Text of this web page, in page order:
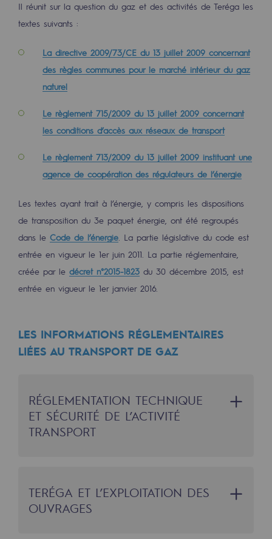
Décarbonation : une priorité
Gestion de l'énergie
Préservation de la biodiversité
Gestion des impacts
Responsabilité sociale et territoriale
Responsabilité sociale et
Energiz Mouv
Energiz Mouv
Le programme social et territorial de
Territorial
Territorial
Social
Social
Inclusion
Mixité et égalité Femme-Homme
Sécurité
Sécurité
Il réunit sur la question du gaz et des activités de Teréga les
textes suivants :
La directive 2009/73/CE du 13 juillet 2009 concernant
des règles communes pour le marché intérieur du gaz
naturel
Le règlement 715/2009 du 13 juillet 2009 concernant
les conditions d’accès aux réseaux de transport
Le règlement 713/2009 du 13 juillet 2009 instituant une
agence de coopération des régulateurs de l’énergie
Les textes ayant trait à l’énergie, y compris les dispositions
de transposition du 3e paquet énergie, ont été regroupés
dans le Code de l’énergie . La partie législative du code est
entrée en vigueur le 1er juin 2011. La partie réglementaire,
créée par le décret n°2015-1823 du 30 décembre 2015, est
entrée en vigueur le 1er janvier 2016.
LES INFORMATIONS RÉGLEMENTAIRES
LIÉES AU TRANSPORT DE GAZ
RÉGLEMENTATION TECHNIQUE
ET SÉCURITÉ DE L’ACTIVITÉ
TRANSPORT
La construction et l’exploitation des canalisations de
transport de gaz, ainsi que de leurs ouvrages annexes,
TERÉGA ET L’EXPLOITATION DES
OUVRAGES